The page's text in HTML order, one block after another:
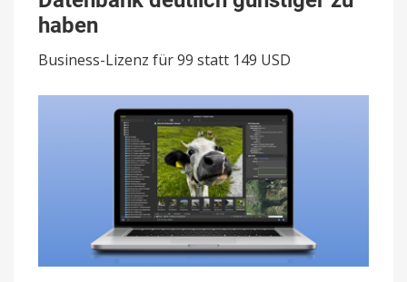
günstiger
zu
haben
Business-Lizenz für 99 statt 149 USD